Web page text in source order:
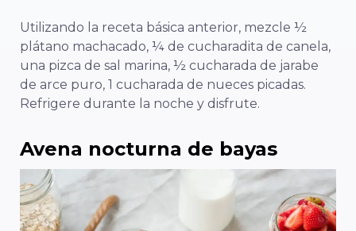
Utilizando la receta básica anterior, mezcle ½
plátano machacado, ¼ de cucharadita de canela,
una pizca de sal marina, ½ cucharada de jarabe
de arce puro, 1 cucharada de nueces picadas.
Refrigere durante la noche y disfrute.
Avena nocturna de bayas